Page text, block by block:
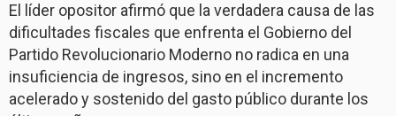
El líder opositor afirmó que la verdadera causa de las
dificultades fiscales que enfrenta el Gobierno del
Partido Revolucionario Moderno no radica en una
insuficiencia de ingresos, sino en el incremento
acelerado y sostenido del gasto público durante los